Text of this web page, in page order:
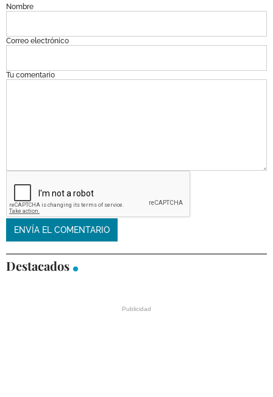
Nombre
Correo electrónico
Tu comentario
Destacados